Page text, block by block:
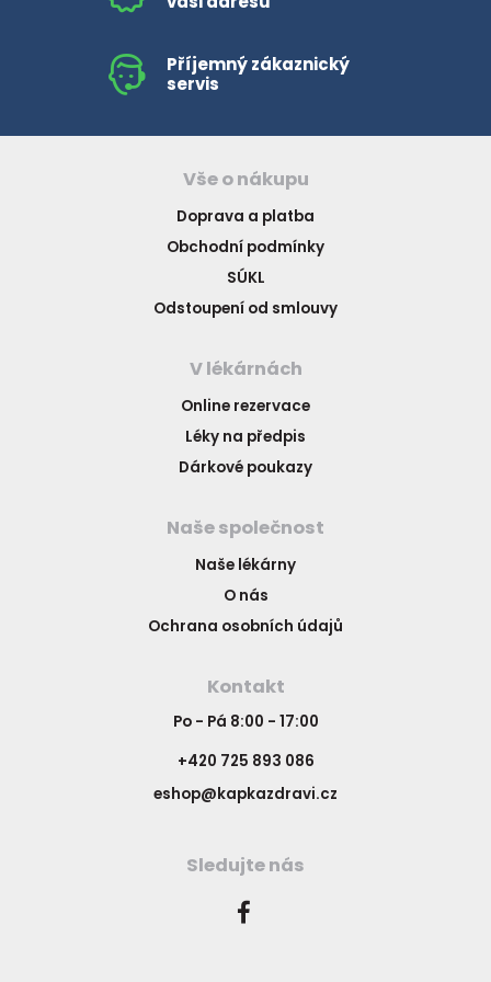
ČESNEK
DETOXIKAČNÍ OČISTA ORGANISMU
MACA
STRIE A CELULITIDA
Příjemný zákaznický
servis
Vše o nákupu
Doprava a platba
Obchodní podmínky
SÚKL
Odstoupení od smlouvy
V lékárnách
Online rezervace
Léky na předpis
Dárkové poukazy
Naše společnost
Naše lékárny
O nás
Ochrana osobních údajů
Kontakt
Po - Pá 8:00 - 17:00
+420 725 893 086
eshop@kapkazdravi.cz
Sledujte nás